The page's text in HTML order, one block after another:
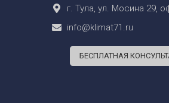
г. Тула, ул. Мосина 29,
info@klimat71.ru
БЕСПЛАТНАЯ